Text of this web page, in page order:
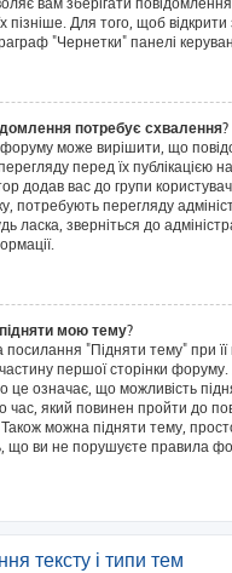
пізніше. Для того, щоб
"Чернетки" панелі
потребує схвалення?
форуму може вирішити, що
перед їх публікацією
додав вас до групи
потребують перегляду
ласка, зверніться до
мою тему?
"Підняти тему" при її
першої сторінки
це означає, що можливість
час, який повинен пройти до
можна підняти тему,
що ви не порушуєте правила
тексту і типи тем